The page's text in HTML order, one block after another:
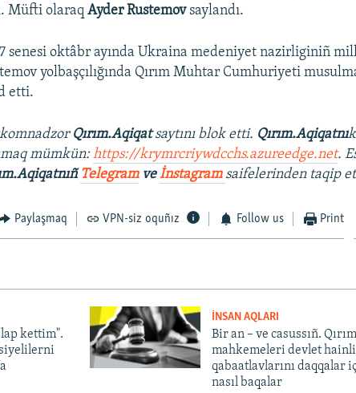
Müfti olaraq Ayder Rustemovsaylandı.
senesi oktâbr ayında Ukraina medeniyet nazirliginiñ
yolbaşçılığında Qırım Muhtar Cumhuriyeti
etti.
Qırım.Aqiqatsaytını blok etti. Qırım.Aqiqatnı
mümkün:https://krymrcriywdcchs.azureedge.net.
Telegramveİnstagram saifelerinden taqip
Paylaşmaq VPN-siz oquñız Follow us Print
kettim".
İNSAN AQLARI
Bir an – ve casussıñ. Qırım
mahkemeleri devlet
qabaatlavlarını daqqalar
nasıl baqalar